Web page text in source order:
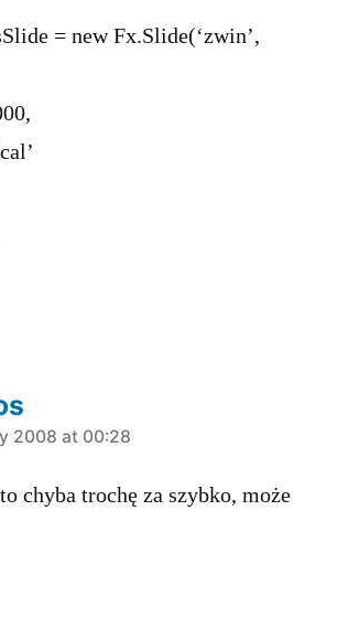
= new Fx.Slide(‘zwin’,
2008 at 00:28
chyba trochę za szybko, może